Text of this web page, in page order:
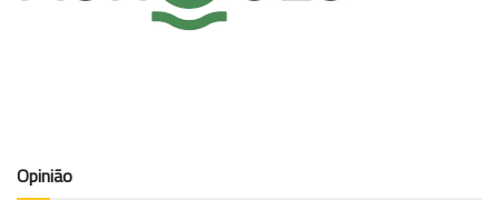
Opinião